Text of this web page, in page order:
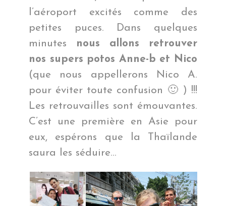
l’aéroport excités comme des
petites puces. Dans quelques
minutes nous allons retrouver
nos supers potos Anne-b et Nico
(que nous appellerons Nico A.
pour éviter toute confusion 🙂 ) !!!
Les retrouvailles sont émouvantes.
C’est une première en Asie pour
eux, espérons que la Thaïlande
saura les séduire…